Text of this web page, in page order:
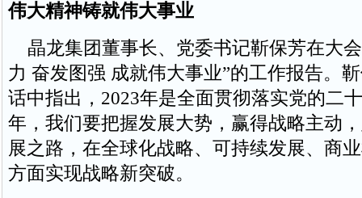
伟大精神铸就伟大事业
晶龙集团董事长、党委书记靳保芳在大
力 奋发图强 成就伟大事业”的工作报告。
话中指出，2023年是全面贯彻落实党的二
年，我们要把握发展大势，赢得战略主动
展之路，在全球化战略、可持续发展、商
方面实现战略新突破。